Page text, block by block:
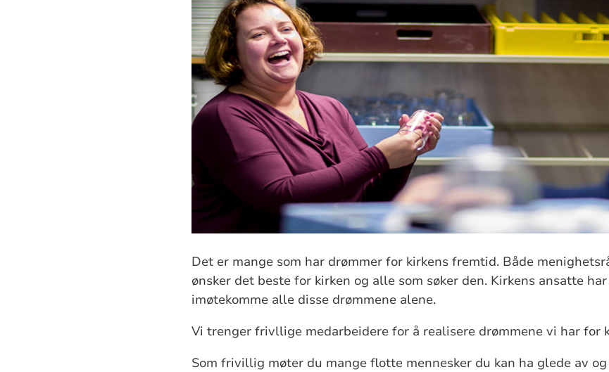
Det er mange som har drømmer for kirkens fremtid. Både
ønsker det beste for kirken og alle som søker den. Kirkens ansatte
imøtekomme alle disse drømmene alene.
Vi trenger frivllige medarbeidere for å realisere drømmene vi har for
Som frivillig møter du mange flotte mennesker du kan ha glede av